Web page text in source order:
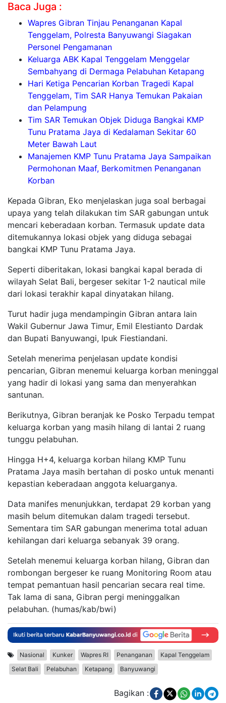
Baca Juga :
Wapres Gibran Tinjau Penanganan Kapal
Tenggelam, Polresta Banyuwangi Siagakan
Personel Pengamanan
Keluarga ABK Kapal Tenggelam Menggelar
Sembahyang di Dermaga Pelabuhan Ketapang
Hari Ketiga Pencarian Korban Tragedi Kapal
Tenggelam, Tim SAR Hanya Temukan Pakaian
dan Pelampung
Tim SAR Temukan Objek Diduga Bangkai KMP
Tunu Pratama Jaya di Kedalaman Sekitar 60
Meter Bawah Laut
Manajemen KMP Tunu Pratama Jaya Sampaikan
Permohonan Maaf, Berkomitmen Penanganan
Korban
Kepada Gibran, Eko menjelaskan juga soal berbagai
upaya yang telah dilakukan tim SAR gabungan untuk
mencari keberadaan korban. Termasuk update data
ditemukannya lokasi objek yang diduga sebagai
bangkai KMP Tunu Pratama Jaya.
Seperti diberitakan, lokasi bangkai kapal berada di
wilayah Selat Bali, bergeser sekitar 1-2 nautical mile
dari lokasi terakhir kapal dinyatakan hilang.
Turut hadir juga mendampingin Gibran antara lain
Wakil Gubernur Jawa Timur, Emil Elestianto Dardak
dan Bupati Banyuwangi, Ipuk Fiestiandani.
Setelah menerima penjelasan update kondisi
pencarian, Gibran menemui keluarga korban meninggal
yang hadir di lokasi yang sama dan menyerahkan
santunan.
Berikutnya, Gibran beranjak ke Posko Terpadu tempat
keluarga korban yang masih hilang di lantai 2 ruang
tunggu pelabuhan.
Hingga H+4, keluarga korban hilang KMP Tunu
Pratama Jaya masih bertahan di posko untuk menanti
kepastian keberadaan anggota keluarganya.
Data manifes menunjukkan, terdapat 29 korban yang
masih belum ditemukan dalam tragedi tersebut.
Sementara tim SAR gabungan menerima total aduan
kehilangan dari keluarga sebanyak 39 orang.
Setelah menemui keluarga korban hilang, Gibran dan
rombongan bergeser ke ruang Monitoring Room atau
tempat pemantuan hasil pencarian secara real time.
Tak lama di sana, Gibran pergi meninggalkan
pelabuhan. (humas/kab/bwi)
Nasional Kunker Wapres RI Penanganan
Kapal Tenggelam
Selat Bali
Pelabuhan Ketapang Banyuwangi
Bagikan :